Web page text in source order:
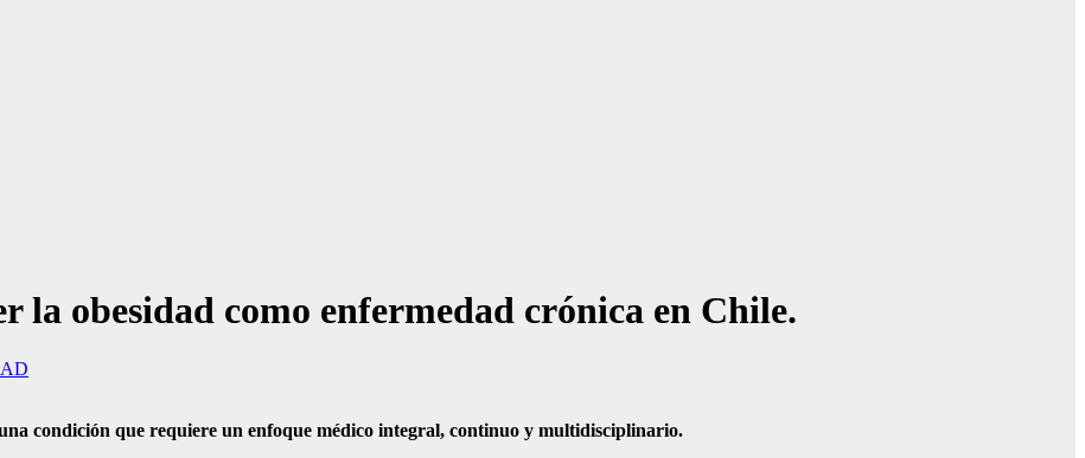
la obesidad como enfermedad crónica en Chile.
condición que requiere un enfoque médico integral, continuo y multidisciplinario.